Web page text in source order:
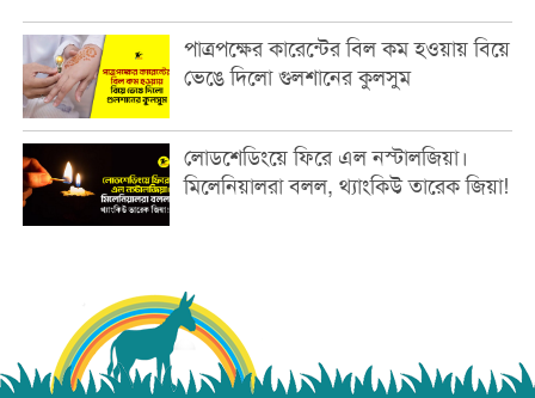
পাত্রপক্ষের কারেন্টের বিল কম হওয়ায় বিয়ে
ভেঙে দিলো গুলশানের কুলসুম
লোডশেডিংয়ে ফিরে এল নস্টালজিয়া।
মিলেনিয়ালরা বলল, থ্যাংকিউ তারেক জিয়া!